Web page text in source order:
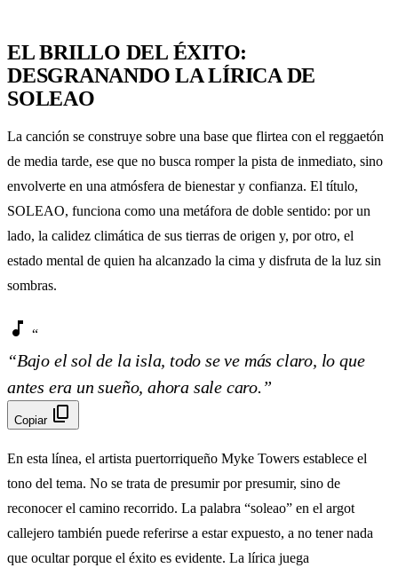
EL BRILLO DEL ÉXITO:
DESGRANANDO LA LÍRICA DE
SOLEAO
La canción se construye sobre una base que flirtea con el reggaetón
de media tarde, ese que no busca romper la pista de inmediato, sino
envolverte en una atmósfera de bienestar y confianza. El título,
SOLEAO, funciona como una metáfora de doble sentido: por un
lado, la calidez climática de sus tierras de origen y, por otro, el
estado mental de quien ha alcanzado la cima y disfruta de la luz sin
sombras.
music_note “
“Bajo el sol de la isla, todo se ve más claro, lo que
antes era un sueño, ahora sale caro.”
Copiar content_copy
En esta línea, el artista puertorriqueño Myke Towers establece el
tono del tema. No se trata de presumir por presumir, sino de
reconocer el camino recorrido. La palabra “soleao” en el argot
callejero también puede referirse a estar expuesto, a no tener nada
que ocultar porque el éxito es evidente. La lírica juega